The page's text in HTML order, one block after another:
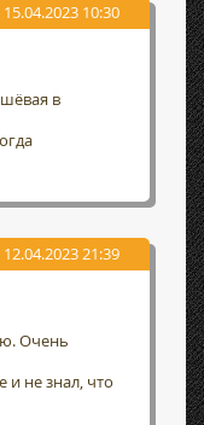
15.04.2023 10:30
в
12.04.2023 21:39
Очень
и не знал, что